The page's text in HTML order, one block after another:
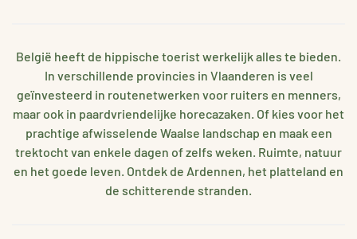
België heeft de hippische toerist werkelijk alles te bieden.
In verschillende provincies in Vlaanderen is veel
geïnvesteerd in routenetwerken voor ruiters en menners,
maar ook in paardvriendelijke horecazaken. Of kies voor het
prachtige afwisselende Waalse landschap en maak een
trektocht van enkele dagen of zelfs weken. Ruimte, natuur
en het goede leven. Ontdek de Ardennen, het platteland en
de schitterende stranden.